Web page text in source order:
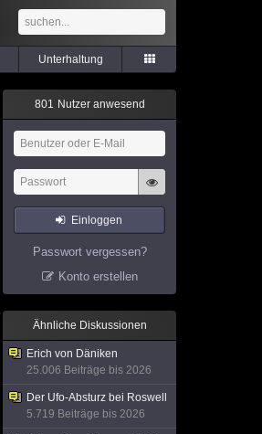
Unterhaltung
801 Nutzer anwesend
Einloggen
Passwort vergessen?
Konto erstellen
Ähnliche Diskussionen
Erich von Däniken
25.006 Beiträge bis 2026
Der Ufo-Absturz bei Roswell
5.719 Beiträge bis 2026